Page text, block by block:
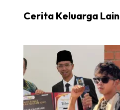
Cerita Keluarga Lain